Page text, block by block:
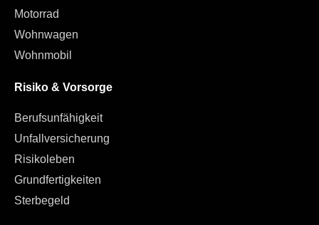
Motorrad
Wohnwagen
Wohnmobil
Risiko & Vorsorge
Berufsunfähigkeit
Unfallversicherung
Risikoleben
Grundfertigkeiten
Sterbegeld